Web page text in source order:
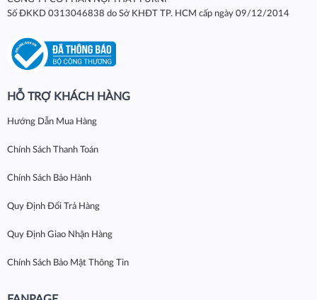
Số ĐKKD 0313046838 do Sở KHĐT TP. HCM cấp ngày 09/12/2014
HỖ TRỢ KHÁCH HÀNG
Hướng Dẫn Mua Hàng
Chính Sách Thanh Toán
Chính Sách Bảo Hành
Quy Định Đổi Trả Hàng
Quy Định Giao Nhận Hàng
Chính Sách Bảo Mật Thông Tin